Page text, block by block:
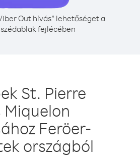
Out hívás” lehetőséget a
fejlécében
St. Pierre
Miquelon
Feröer-
országból